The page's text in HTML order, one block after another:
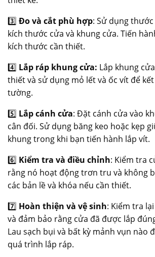
3️⃣ Đo và cắt phù hợp: Sử dụng
kích thước cửa và khung cửa. Tiến
kích thước cần thiết.
4️⃣ Lắp ráp khung cửa: Lắp khung
thiết và sử dụng mỏ lết và ốc vít để
tường.
5️⃣ Lắp cánh cửa: Đặt cánh cửa vào
cân đối. Sử dụng băng keo hoặc kẹp
khung trong khi bạn tiến hành lắp vít.
6️⃣ Kiểm tra và điều chỉnh: Kiểm tra
rằng nó hoạt động trơn tru và không
các bản lề và khóa nếu cần thiết.
7️⃣ Hoàn thiện và vệ sinh: Kiểm tra
và đảm bảo rằng cửa đã được lắp
Lau sạch bụi và bất kỳ mảnh vụn nào
quá trình lắp ráp.